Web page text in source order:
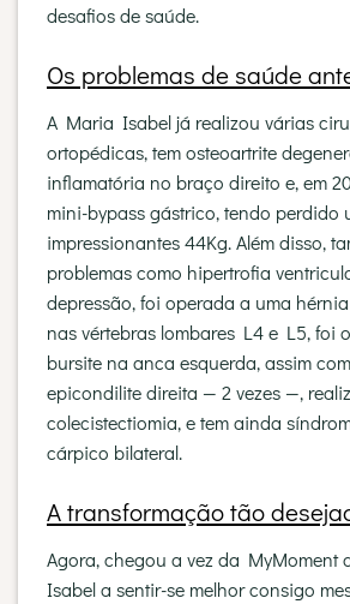
desafios de saúde.
Os problemas de saúde
A Maria Isabel já realizou várias
ortopédicas, tem osteoartrite
inflamatória no braço direito e, em
mini-bypass gástrico, tendo perdido
impressionantes 44Kg. Além disso,
problemas como hipertrofia
depressão, foi operada a uma
nas vértebras lombares L4 e L5, foi
bursite na anca esquerda, assim
epicondilite direita — 2 vezes —,
colecistectiomia, e tem ainda
cárpico bilateral.
A transformação tão
Agora, chegou a vez da MyMoment
Isabel a sentir-se melhor consigo